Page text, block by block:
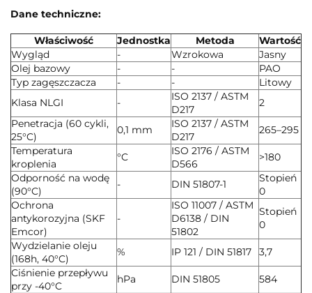
Dane techniczne:
Właściwość Jednostka Metoda
Wartość
Wygląd
- Wzrokowa
Jasny
Olej bazowy
- -
PAO
Typ zagęszczacza
- -
Litowy
Klasa NLGI
-
ISO 2137 / ASTM
D217
2
Penetracja (60 cykli,
25°C)
0,1 mm
ISO 2137 / ASTM
D217
265–295
Temperatura
kroplenia
°C
ISO 2176 / ASTM
D566
>180
Odporność na wodę
(90°C)
- DIN 51807-1
Stopień
0
Ochrona
antykorozyjna (SKF
Emcor)
-
ISO 11007 / ASTM
D6138 / DIN
51802
Stopień
0
Wydzielanie oleju
(168h, 40°C)
% IP 121 / DIN 51817
3,7
Ciśnienie przepływu
przy -40°C
hPa DIN 51805 584